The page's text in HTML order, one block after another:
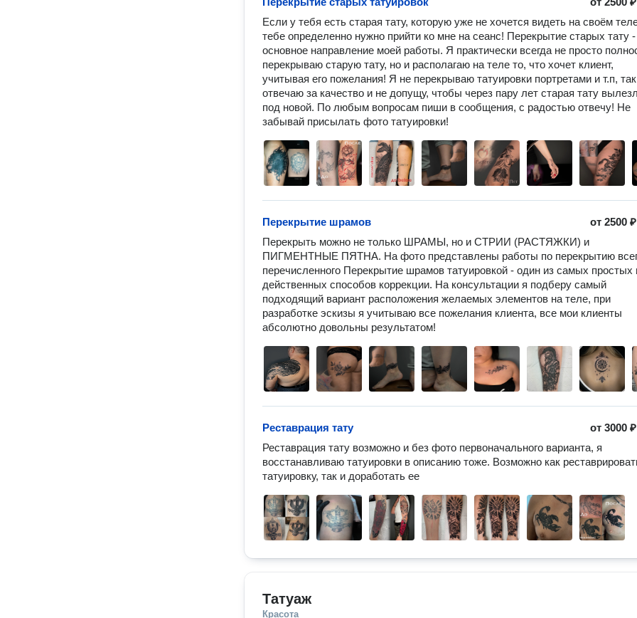
Если у тебя есть старая тату, которую уже не хочется видеть на своём
тебе определенно нужно прийти ко мне на сеанс! Перекрытие старых тату -
основное направление моей работы. Я практически всегда не просто
перекрываю старую тату, но и располагаю на теле то, что хочет клиент,
учитывая его пожелания! Я не перекрываю татуировки портретами и т.п,
отвечаю за качество и не допущу, чтобы через пару лет старая тату
под новой. По любым вопросам пиши в сообщения, с радостью отвечу! Не
забывай присылать фото татуировки!
от2500 ₽
Перекрытие шрамов
Перекрыть можно не только ШРАМЫ, но и СТРИИ (РАСТЯЖКИ) и
ПИГМЕНТНЫЕ ПЯТНА. На фото представлены работы по перекрытию
перечисленного Перекрытие шрамов татуировкой - один из самых простых
действенных способов коррекции. На консультации я подберу самый
подходящий вариант расположения желаемых элементов на теле, при
разработке эскизы я учитываю все пожелания клиента, все мои клиенты
абсолютно довольны результатом!
от3000 ₽
Реставрация тату
Реставрация тату возможно и без фото первоначального варианта, я
восстанавливаю татуировки в описанию тоже. Возможно как
татуировку, так и доработать ее
Татуаж
Красота